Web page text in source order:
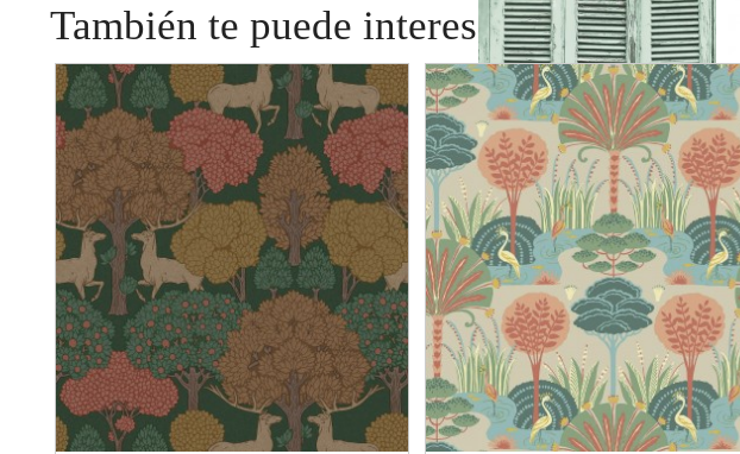
Greenhouse 138883
También te puede interesar